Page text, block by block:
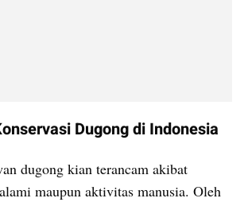
Dugong di Indonesia
dugong kian terancam akibat
maupun aktivitas manusia. Oleh